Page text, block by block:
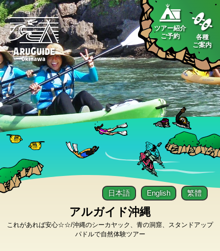
ツアー紹介
ご予約
各種
ご案内
アルガイド沖縄
これがあれば安心☆☆/沖縄のシーカヤック、青の洞窟、スタンドアップ
パドルで自然体験ツアー
日本語 English 繁體